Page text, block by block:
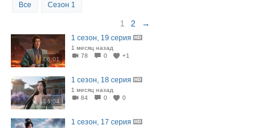
Все Сезон 1
1 2 →
06:01
1 сезон, 19 серия
1 месяц назад
78
0 +1
06:04
1 сезон, 18 серия
1 месяц назад
84
0 0
1 сезон, 17 серия